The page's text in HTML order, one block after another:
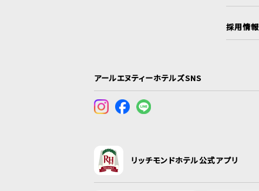
採用情報
アールエヌティーホテルズSNS
リッチモンドホテル公式アプリ